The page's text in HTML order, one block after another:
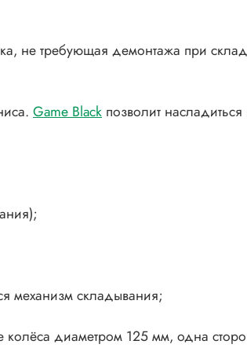
не требующая демонтажа при
Game Black позволит
механизм складывания;
диаметром 125 мм, одна